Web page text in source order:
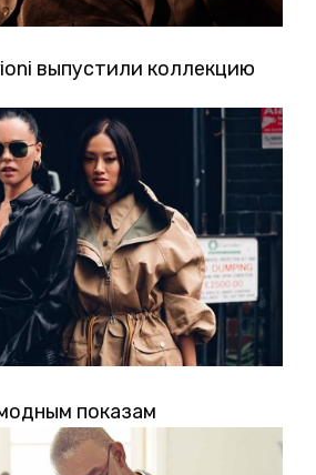
выпустили коллекцию
показам